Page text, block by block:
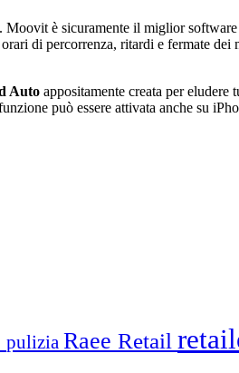
Moovit è sicuramente il miglior
di percorrenza, ritardi e fermate dei
Auto appositamente creata per eludere
può essere attivata anche su
pulizia Raee Retail